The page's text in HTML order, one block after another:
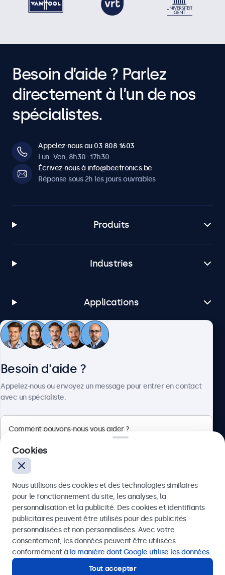
Besoin d’aide ? Parlez
directement à l’un de nos
spécialistes.
Appelez-nous au 03 808 1603
Lun–Ven, 8h30–17h30
Écrivez-nous à info@beetronics.be
Réponse sous 2h les jours ouvrables
Produits
Industries
Applications
Service client
4.8/5 noté par 5000+ entreprises
Français
Besoin d'aide ?
Appelez-nous ou envoyez un message pour entrer en contact
avec un spécialiste.
Envoyer
Ou appelez-nous au03 808 1603
Cookies
Nous utilisons des cookies et des technologies similaires
pour le fonctionnement du site, les analyses, la
personnalisation et la publicité. Des cookies et identifiants
publicitaires peuvent être utilisés pour des publicités
personnalisées et non personnalisées. Avec votre
consentement, les données peuvent être utilisées
conformément à la manière dont Google utilise les données.
Tout accepter